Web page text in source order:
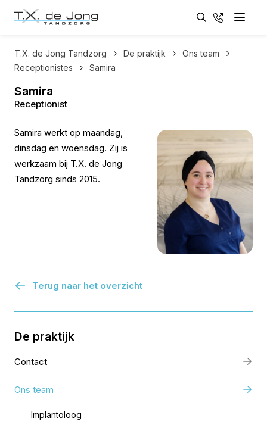
Menu
Zoeken 033 -
T.X. de Jong Tandzorg De praktijk
Ons team
Receptionistes
Samira
Samira
Receptionist
Samira werkt op maandag,
dinsdag en woensdag. Zij is
werkzaam bij T.X. de Jong
Tandzorg sinds 2015.
Terug naar het overzicht
De praktijk
Contact
Ons team
Implantoloog